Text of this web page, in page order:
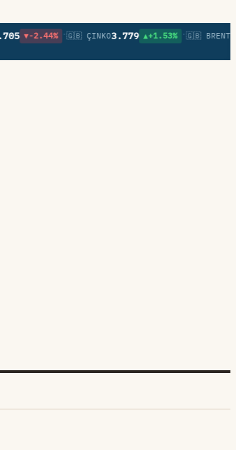
▼-2.44% •🇬🇧 ÇINKO3.779 ▲+1.53% •🇬🇧 BRENT